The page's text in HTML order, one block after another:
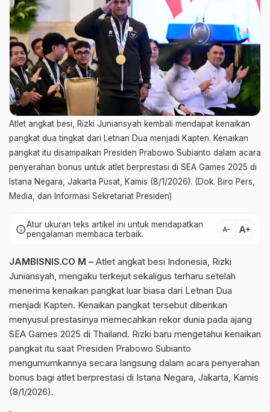
Atlet angkat besi, Rizki Juniansyah kembali mendapat kenaikan
pangkat dua tingkat dari Letnan Dua menjadi Kapten. Kenaikan
pangkat itu disampaikan Presiden Prabowo Subianto dalam acara
penyerahan bonus untuk atlet berprestasi di SEA Games 2025 di
Istana Negara, Jakarta Pusat, Kamis (8/1/2026). (Dok. Biro Pers,
Media, dan Informasi Sekretariat Presiden)
infoAtur ukuran teks artikel ini untuk mendapatkan
pengalaman membaca terbaik.
text_decrease text_increase
JAMBISNIS.CO M – Atlet angkat besi Indonesia, Rizki
Juniansyah, mengaku terkejut sekaligus terharu setelah
menerima kenaikan pangkat luar biasa dari Letnan Dua
menjadi Kapten. Kenaikan pangkat tersebut diberikan
menyusul prestasinya memecahkan rekor dunia pada ajang
SEA Games 2025 di Thailand. Rizki baru mengetahui kenaikan
pangkat itu saat Presiden Prabowo Subianto
mengumumkannya secara langsung dalam acara penyerahan
bonus bagi atlet berprestasi di Istana Negara, Jakarta, Kamis
(8/1/2026).